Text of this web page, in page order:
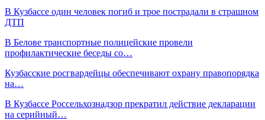
В Кузбассе один человек погиб и трое пострадали в страшном
ДТП
В Белове транспортные полицейские провели
профилактические беседы со…
Кузбасские росгвардейцы обеспечивают охрану правопорядка
на…
В Кузбассе Россельхознадзор прекратил действие декларации
на серийный…